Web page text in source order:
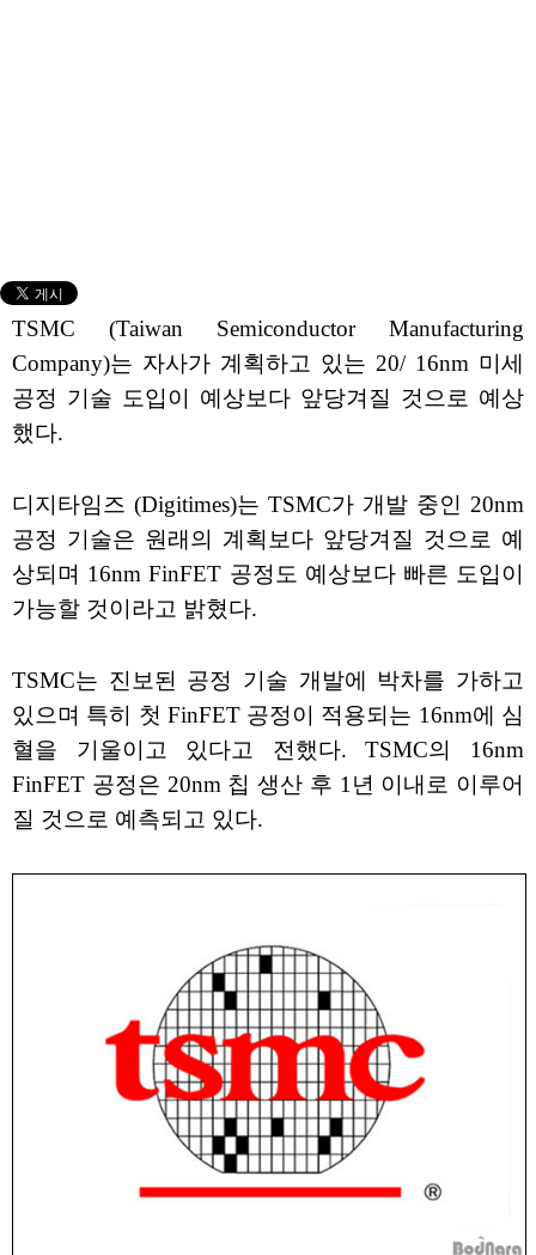
TSMC (Taiwan Semiconductor Manufacturing
Company)는 자사가 계획하고 있는 20/ 16nm 미세
공정 기술 도입이 예상보다 앞당겨질 것으로 예상
했다.
디지타임즈 (Digitimes)는 TSMC가 개발 중인 20nm
공정 기술은 원래의 계획보다 앞당겨질 것으로 예
상되며 16nm FinFET 공정도 예상보다 빠른 도입이
가능할 것이라고 밝혔다.
TSMC는 진보된 공정 기술 개발에 박차를 가하고
있으며 특히 첫 FinFET 공정이 적용되는 16nm에 심
혈을 기울이고 있다고 전했다. TSMC의 16nm
FinFET 공정은 20nm 칩 생산 후 1년 이내로 이루어
질 것으로 예측되고 있다.